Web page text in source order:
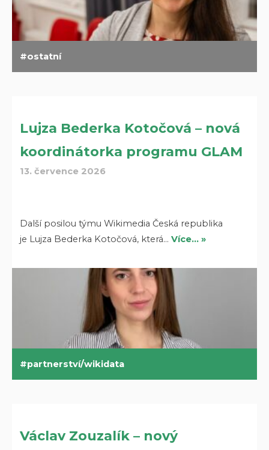
ostatní
Lujza Bederka Kotočová – nová
koordinátorka programu GLAM
13. července 2026
Další posilou týmu Wikimedia Česká republika
je Lujza Bederka Kotočová, která…Více… »
partnerství/wikidata
Václav Zouzalík – nový